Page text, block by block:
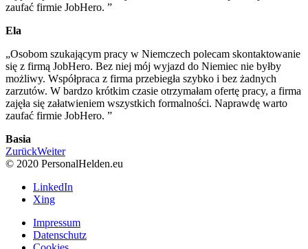
zaufać firmie JobHero. ”
Ela
„Osobom szukającym pracy w Niemczech polecam skontaktowanie
się z firmą JobHero. Bez niej mój wyjazd do Niemiec nie byłby
możliwy. Współpraca z firma przebiegła szybko i bez żadnych
zarzutów. W bardzo krótkim czasie otrzymałam ofertę pracy, a firma
zajęła się załatwieniem wszystkich formalności. Naprawdę warto
zaufać firmie JobHero. ”
Basia
ZurückWeiter
© 2020 PersonalHelden.eu
LinkedIn
Xing
Impressum
Datenschutz